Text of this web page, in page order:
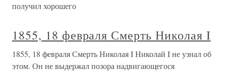
получил хорошего
1855, 18 февраля Смерть Николая I
1855, 18 февраля Смерть Николая I Николай I не узнал об
этом. Он не выдержал позора надвигающегося